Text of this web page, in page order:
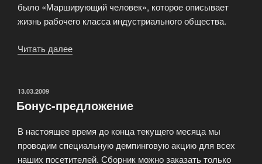
было «Марширующий человек», которое описывает
жизнь рабочего класса индустриального общества.
Читать далее
ОПУБЛИКОВАНО
13.03.2009
Бонус-предложение
В настоящее время до конца текущего месяца мы
проводим специальную демпинговую акцию для всех
наших посетителей. Сборник можно заказать только